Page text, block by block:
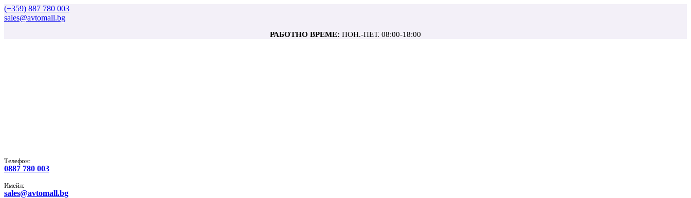
(+359) 887 780 003
sales@avtomall.bg
РАБОТНО ВРЕМЕ: ПОН.-ПЕТ. 08:00-18:00
Tелефон:
0887 780 003
Имейл:
sales@avtomall.bg